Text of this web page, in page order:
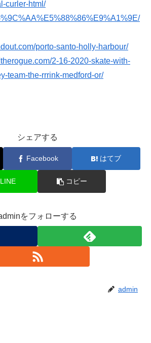
curler-html/
porto-santo-holly-harbour/
2-16-2020-skate-with-
team-the-rrrink-medford-or/
シェアする
Facebook はてブ
LINE コピー
をフォローする
admin